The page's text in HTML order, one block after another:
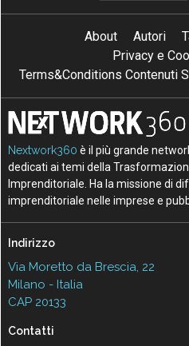
About Autori
Privacy e
Terms&Conditions Contenuti
Nextwork360 è il più grande
dedicati ai temi della
Imprenditoriale. Ha la missione di
imprenditoriale nelle imprese e
Indirizzo
Via Moretto da Brescia, 22
Milano - Italia
CAP 20133
Contatti